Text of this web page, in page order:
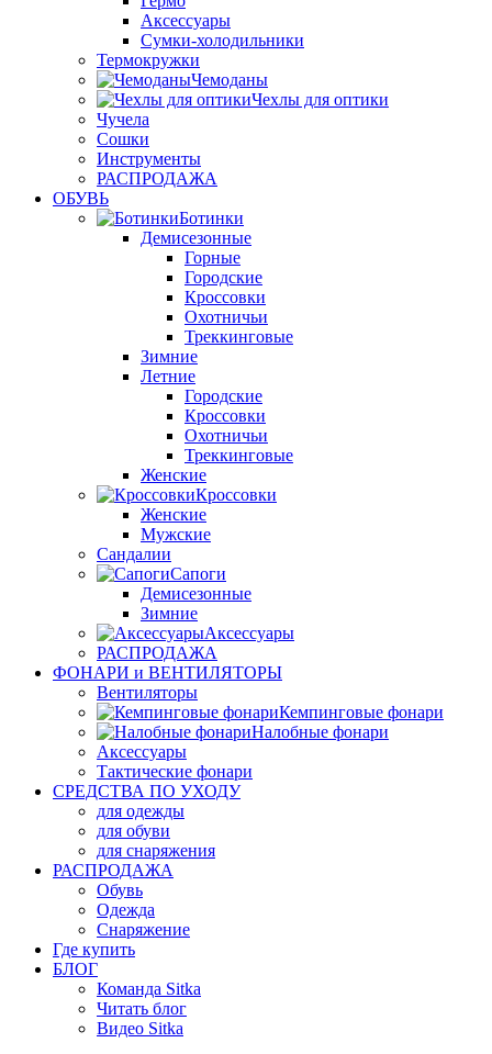
Аксессуары
Сумки-холодильники
Термокружки
Чемоданы
Чехлы для оптики
Чучела
Сошки
Инструменты
РАСПРОДАЖА
ОБУВЬ
Ботинки
Демисезонные
Горные
Городские
Кроссовки
Охотничьи
Треккинговые
Зимние
Летние
Городские
Кроссовки
Охотничьи
Треккинговые
Женские
Кроссовки
Женские
Мужские
Сандалии
Сапоги
Демисезонные
Зимние
Аксессуары
РАСПРОДАЖА
ФОНАРИ и ВЕНТИЛЯТОРЫ
Вентиляторы
Кемпинговые фонари
Налобные фонари
Аксессуары
Тактические фонари
СРЕДСТВА ПО УХОДУ
для одежды
для обуви
для снаряжения
РАСПРОДАЖА
Обувь
Одежда
Снаряжение
Где купить
БЛОГ
Команда Sitka
Читать блог
Видео Sitka